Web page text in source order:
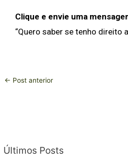
Últimos Posts
C
Clique e envie uma
“Quero saber se tenho direito
← Post anterior